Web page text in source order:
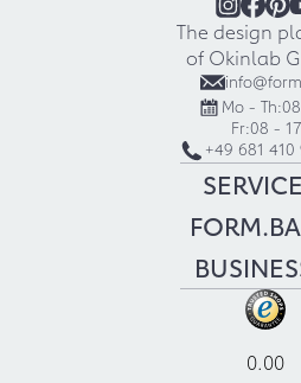
The design
of Okinlab
Mo - Th:
Fr:08 -
+49 681
SERVICE
0.00